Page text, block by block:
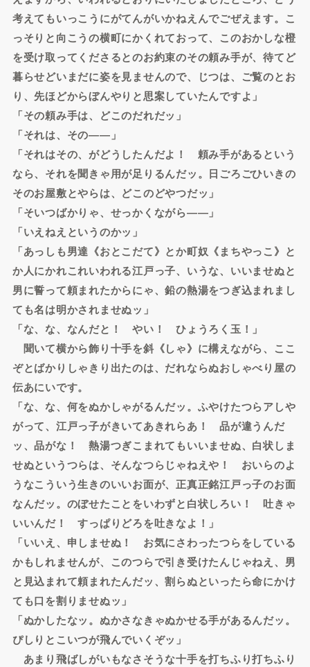
考えてもいっこうにがてんがいかねえんでごぜえます。こ
っそりと向こうの横町にかくれておって、このおかしな橙
を受け取ってくださるとのお約束のその頼み手が、待てど
暮らせどいまだに姿を見ませんので、じつは、ご覧のとお
り、先ほどからぼんやりと思案していたんですよ」
「その頼み手は、どこのだれだッ」
「それは、その――」
「それはその、がどうしたんだよ！ 頼み手があるという
なら、それを聞きゃ用が足りるんだッ。日ごろごひいきの
そのお屋敷とやらは、どこのどやつだッ」
「そいつばかりゃ、せっかくながら――」
「いえねえというのかッ」
「あっしも男達《おとこだて》とか町奴《まちやっこ》と
か人にかれこれいわれる江戸っ子、いうな、いいませぬと
男に誓って頼まれたからにゃ、鉛の熱湯をつぎ込まれまし
ても名は明かされませぬッ」
「な、な、なんだと！ やい！ ひょうろく玉！」
聞いて横から飾り十手を斜《しゃ》に構えながら、ここ
ぞとばかりしゃきり出たのは、だれならぬおしゃべり屋の
伝あにいです。
「な、な、何をぬかしゃがるんだッ。ふやけたつらアしや
がって、江戸っ子がきいてあきれらあ！ 品が違うんだ
ッ、品がな！ 熱湯つぎこまれてもいいませぬ、白状しま
せぬというつらは、そんなつらじゃねえや！ おいらのよ
うなこういう生きのいいお面が、正真正銘江戸っ子のお面
なんだッ。のぼせたことをいわずと白状しろい！ 吐きゃ
いいんだ！ すっぱりどろを吐きなよ！」
「いいえ、申しませぬ！ お気にさわったつらをしている
かもしれませんが、このつらで引き受けたんじゃねえ、男
と見込まれて頼まれたんだッ、割らぬといったら命にかけ
ても口を割りませぬッ」
「ぬかしたなッ。ぬかさなきゃぬかせる手があるんだッ。
ぴしりとこいつが飛んでいくぞッ」
あまり飛ばしがいもなさそうな十手を打ちふり打ちふり